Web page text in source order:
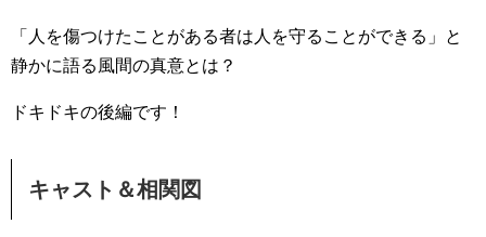
「人を傷つけたことがある者は人を守ることができる」と
静かに語る風間の真意とは？
ドキドキの後編です！
キャスト＆相関図